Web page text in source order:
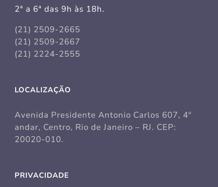
2ª a 6ª das 9h às 18h.
(21) 2509-2665
(21) 2509-2667
(21) 2224-2555
LOCALIZAÇÃO
Avenida Presidente Antonio Carlos 607, 4º
andar, Centro, Rio de Janeiro – RJ. CEP:
20020-010.
PRIVACIDADE